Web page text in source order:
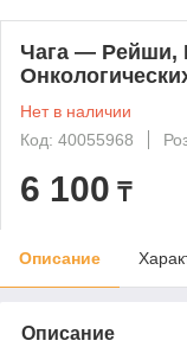
Чага — Рейши,
Нет в наличии
Код: 40055968
6 100 ₸
Описание
Описание